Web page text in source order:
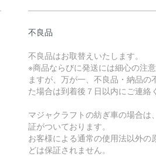
不良品
不良品はお取替えいたします。
※商品ならびに発送には細心の注
ますが、万が一、不良品・納品の
た場合は到着後７日以内にご連絡
マジャクラフトの紡ぎ車の場合は
証がついております。
お客様による通常の使用法以外の
どは保証されません。